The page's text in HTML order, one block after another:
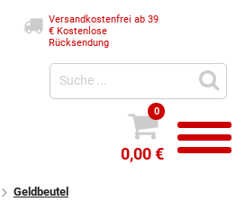
Versandkostenfrei ab 39
€Kostenlose
Rücksendung
0
0,00 €
Geldbeutel